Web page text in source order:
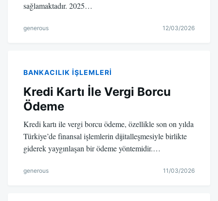
sağlamaktadır. 2025…
generous 12/03/2026
BANKACILIK IŞLEMLERI
Kredi Kartı İle Vergi Borcu
Ödeme
Kredi kartı ile vergi borcu ödeme, özellikle son on yılda
Türkiye’de finansal işlemlerin dijitalleşmesiyle birlikte
giderek yaygınlaşan bir ödeme yöntemidir.…
generous 11/03/2026